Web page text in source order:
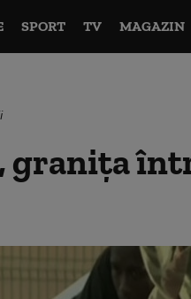
SPORT TV MAGAZIN
granița